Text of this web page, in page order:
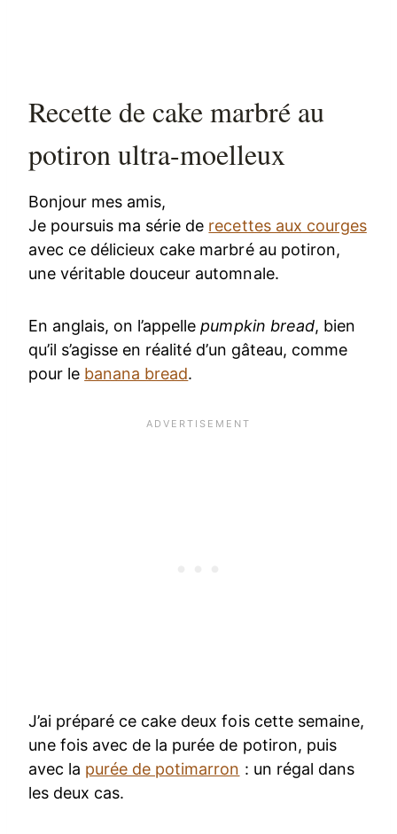
Recette de cake marbré au
potiron ultra-moelleux
Bonjour mes amis,
Je poursuis ma série de recettes aux courges
avec ce délicieux cake marbré au potiron,
une véritable douceur automnale.
En anglais, on l’appellepumpkin bread, bien
qu’il s’agisse en réalité d’un gâteau, comme
pour le banana bread.
J’ai préparé ce cake deux fois cette semaine,
une fois avec de la purée de potiron, puis
avec la purée de potimarron : un régal dans
les deux cas.